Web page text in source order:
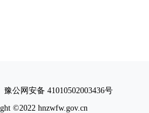
豫公网安备 41010502003436号
©2022 hnzwfw.gov.cn